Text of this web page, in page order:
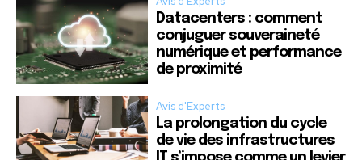
Datacenters : comment
conjuguer souveraineté
numérique et performance
de proximité
Avis d'Experts
La prolongation du cycle
de vie des infrastructures